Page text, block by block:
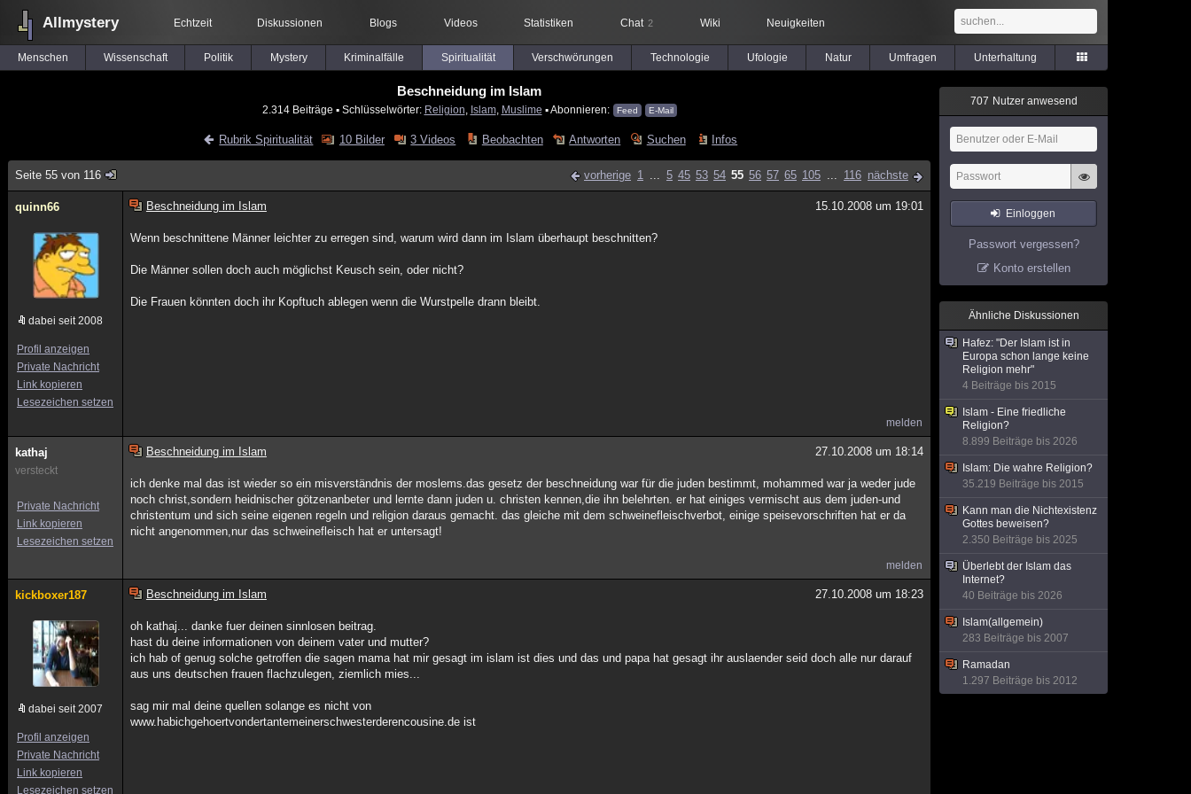
Allmystery Echtzeit Diskussionen Blogs Videos Statistiken Chat 2 Wiki Neuigkeiten
Menschen Wissenschaft Politik Mystery Kriminalfälle Spiritualität Verschwörungen Technologie Ufologie Natur Umfragen Unterhaltung
Beschneidung im Islam
2.314 Beiträge ▪ Schlüsselwörter: Religion Islam, Muslime ▪ Abonnieren: Feed E-Mail
Rubrik Spiritualität 10 Bilder 3 Videos Beobachten Antworten Suchen Infos
Seite 55 von 116 vorherige 1 ... 5 45 53 54 55 56 57 65 105 ... 116 nächste
quinn66
dabei seit 2008
Profil anzeigen
Private Nachricht
Link kopieren
Lesezeichen setzen
Beschneidung im Islam 15.10.2008 um 19:01
Wenn beschnittene Männer leichter zu erregen sind, warum wird dann im Islam überhaupt beschnitten?
Die Männer sollen doch auch möglichst Keusch sein, oder nicht?
Die Frauen könnten doch ihr Kopftuch ablegen wenn die Wurstpelle drann bleibt.
melden
kathaj
versteckt
Private Nachricht
Link kopieren
Lesezeichen setzen
Beschneidung im Islam 27.10.2008 um 18:14
ich denke mal das ist wieder so ein misverständnis der moslems.das gesetz der beschneidung war für die juden bestimmt, mohammed war ja weder jude
noch christ,sondern heidnischer götzenanbeter und lernte dann juden u. christen kennen,die ihn belehrten. er hat einiges vermischt aus dem juden-und
christentum und sich seine eigenen regeln und religion daraus gemacht. das gleiche mit dem schweinefleischverbot, einige speisevorschriften hat er da
nicht angenommen,nur das schweinefleisch hat er untersagt!
melden
kickboxer187
dabei seit 2007
Profil anzeigen
Private Nachricht
Link kopieren
Lesezeichen setzen
Beschneidung im Islam 27.10.2008 um 18:23
oh kathaj... danke fuer deinen sinnlosen beitrag.
hast du deine informationen von deinem vater und mutter?
ich hab of genug solche getroffen die sagen mama hat mir gesagt im islam ist dies und das und papa hat gesagt ihr auslaender seid doch alle nur darauf
aus uns deutschen frauen flachzulegen, ziemlich mies...
sag mir mal deine quellen solange es nicht von
www.habichgehoertvondertantemeinerschwesterderencousine.de ist
707 Nutzer anwesend
Einloggen
Passwort vergessen?
Konto erstellen
Ähnliche Diskussionen
Hafez: "Der Islam ist in
Europa schon lange keine
Religion mehr"
4 Beiträge bis 2015
Islam - Eine friedliche
Religion?
8.899 Beiträge bis 2026
Islam: Die wahre Religion?
35.219 Beiträge bis 2015
Kann man die Nichtexistenz
Gottes beweisen?
2.350 Beiträge bis 2025
Überlebt der Islam das
Internet?
40 Beiträge bis 2026
Islam(allgemein)
283 Beiträge bis 2007
Ramadan
1.297 Beiträge bis 2012